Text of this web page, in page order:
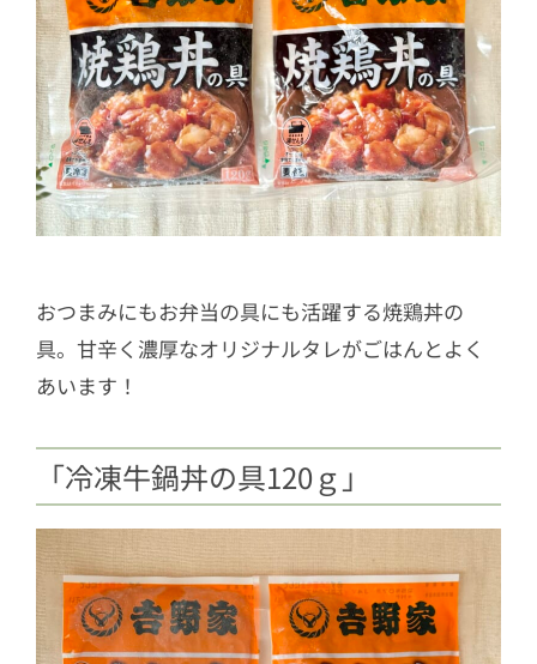
おつまみにもお弁当の具にも活躍する焼鶏丼の
具。甘辛く濃厚なオリジナルタレがごはんとよく
あいます！
「冷凍牛鍋丼の具120ｇ」